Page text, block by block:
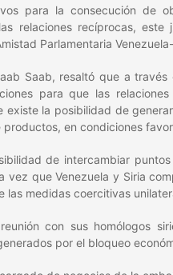
para la consecución de
relaciones recíprocas, este
Parlamentaria
Saab, resaltó que a
para que las
la posibilidad de
en condiciones
de intercambiar
vez que Venezuela y Siria
las medidas coercitivas
con sus homólogos
por el bloqueo